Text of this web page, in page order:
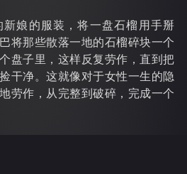
娘的服装，将一盘石榴用手掰
将那些散落一地的石榴碎块一个
盘子里，这样反复劳作，直到把
干净。这就像对于女性一生的隐
劳作，从完整到破碎，完成一个